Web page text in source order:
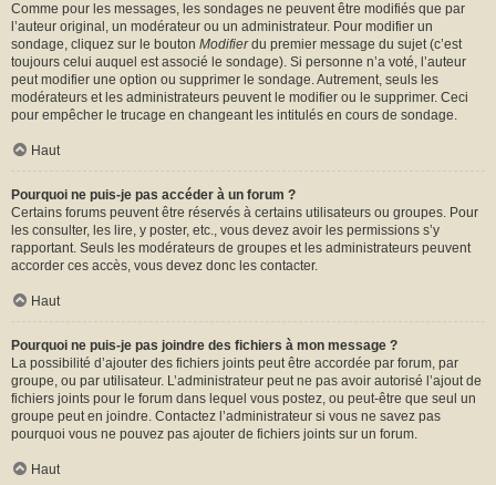
Comme pour les messages, les sondages ne peuvent être modifiés que par
l’auteur original, un modérateur ou un administrateur. Pour modifier un
sondage, cliquez sur le bouton Modifierdu premier message du sujet (c’est
toujours celui auquel est associé le sondage). Si personne n’a voté, l’auteur
peut modifier une option ou supprimer le sondage. Autrement, seuls les
modérateurs et les administrateurs peuvent le modifier ou le supprimer. Ceci
pour empêcher le trucage en changeant les intitulés en cours de sondage.
Haut
Pourquoi ne puis-je pas accéder à un forum ?
Certains forums peuvent être réservés à certains utilisateurs ou groupes. Pour
les consulter, les lire, y poster, etc., vous devez avoir les permissions s’y
rapportant. Seuls les modérateurs de groupes et les administrateurs peuvent
accorder ces accès, vous devez donc les contacter.
Haut
Pourquoi ne puis-je pas joindre des fichiers à mon message ?
La possibilité d’ajouter des fichiers joints peut être accordée par forum, par
groupe, ou par utilisateur. L’administrateur peut ne pas avoir autorisé l’ajout de
fichiers joints pour le forum dans lequel vous postez, ou peut-être que seul un
groupe peut en joindre. Contactez l’administrateur si vous ne savez pas
pourquoi vous ne pouvez pas ajouter de fichiers joints sur un forum.
Haut